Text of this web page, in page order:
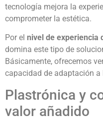
tecnología mejora la
comprometer la estética.
Por el nivel de experiencia
domina este tipo de
Básicamente, ofrecemos
capacidad de adaptación
Plastrónica y
valor añadido